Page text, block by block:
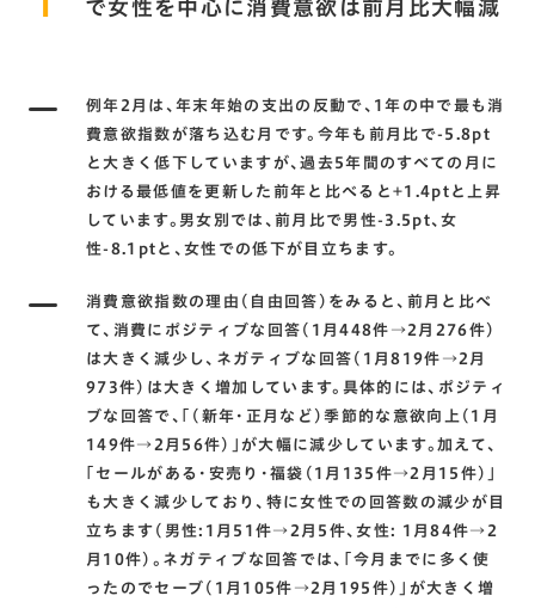
で女性を中心に消費意欲は前月比大幅減
例年2月は､年末年始の支出の反動で､1年の中で最も消
費意欲指数が落ち込む月です。今年も前月比で-5.8pt
と大きく低下していますが､過去5年間のすべての月に
おける最低値を更新した前年と比べると+1.4ptと上昇
しています。男女別では､前月比で男性-3.5pt､女
性-8.1ptと､女性での低下が目立ちます。
消費意欲指数の理由(自由回答)をみると､前月と比べ
て､消費にポジティブな回答(1月448件→2月276件)
は大きく減少し､ネガティブな回答(1月819件→2月
973件)は大きく増加しています。具体的には､ポジティ
ブな回答で､｢(新年･正月など)季節的な意欲向上(1月
149件→2月56件)｣が大幅に減少しています。加えて､
｢セールがある･安売り･福袋(1月135件→2月15件)｣
も大きく減少しており､特に女性での回答数の減少が目
立ちます(男性:1月51件→2月5件､女性: 1月84件→2
月10件)。ネガティブな回答では､｢今月までに多く使
ったのでセーブ(1月105件→2月195件)｣が大きく増